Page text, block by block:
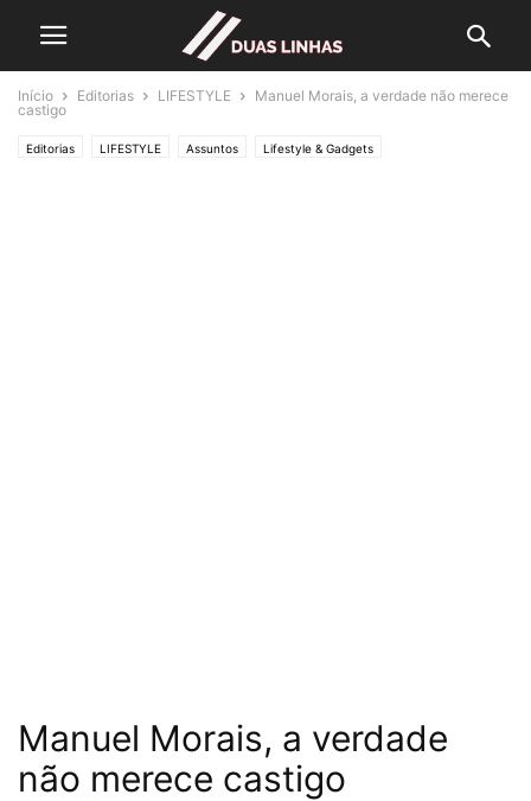
Início Editorias LIFESTYLE
Manuel Morais, a verdade não merece
castigo
Editorias LIFESTYLE Assuntos Lifestyle & Gadgets
Manuel Morais, a verdade
não merece castigo